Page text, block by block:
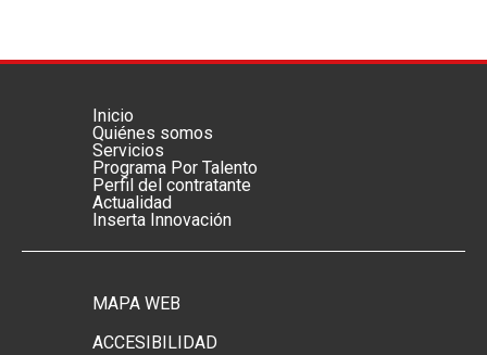
Menú footer principal
Inicio
Quiénes somos
Servicios
Programa Por Talento
Perfil del contratante
Actualidad
Inserta Innovación
Menú footer secundario
MAPA WEB
ACCESIBILIDAD